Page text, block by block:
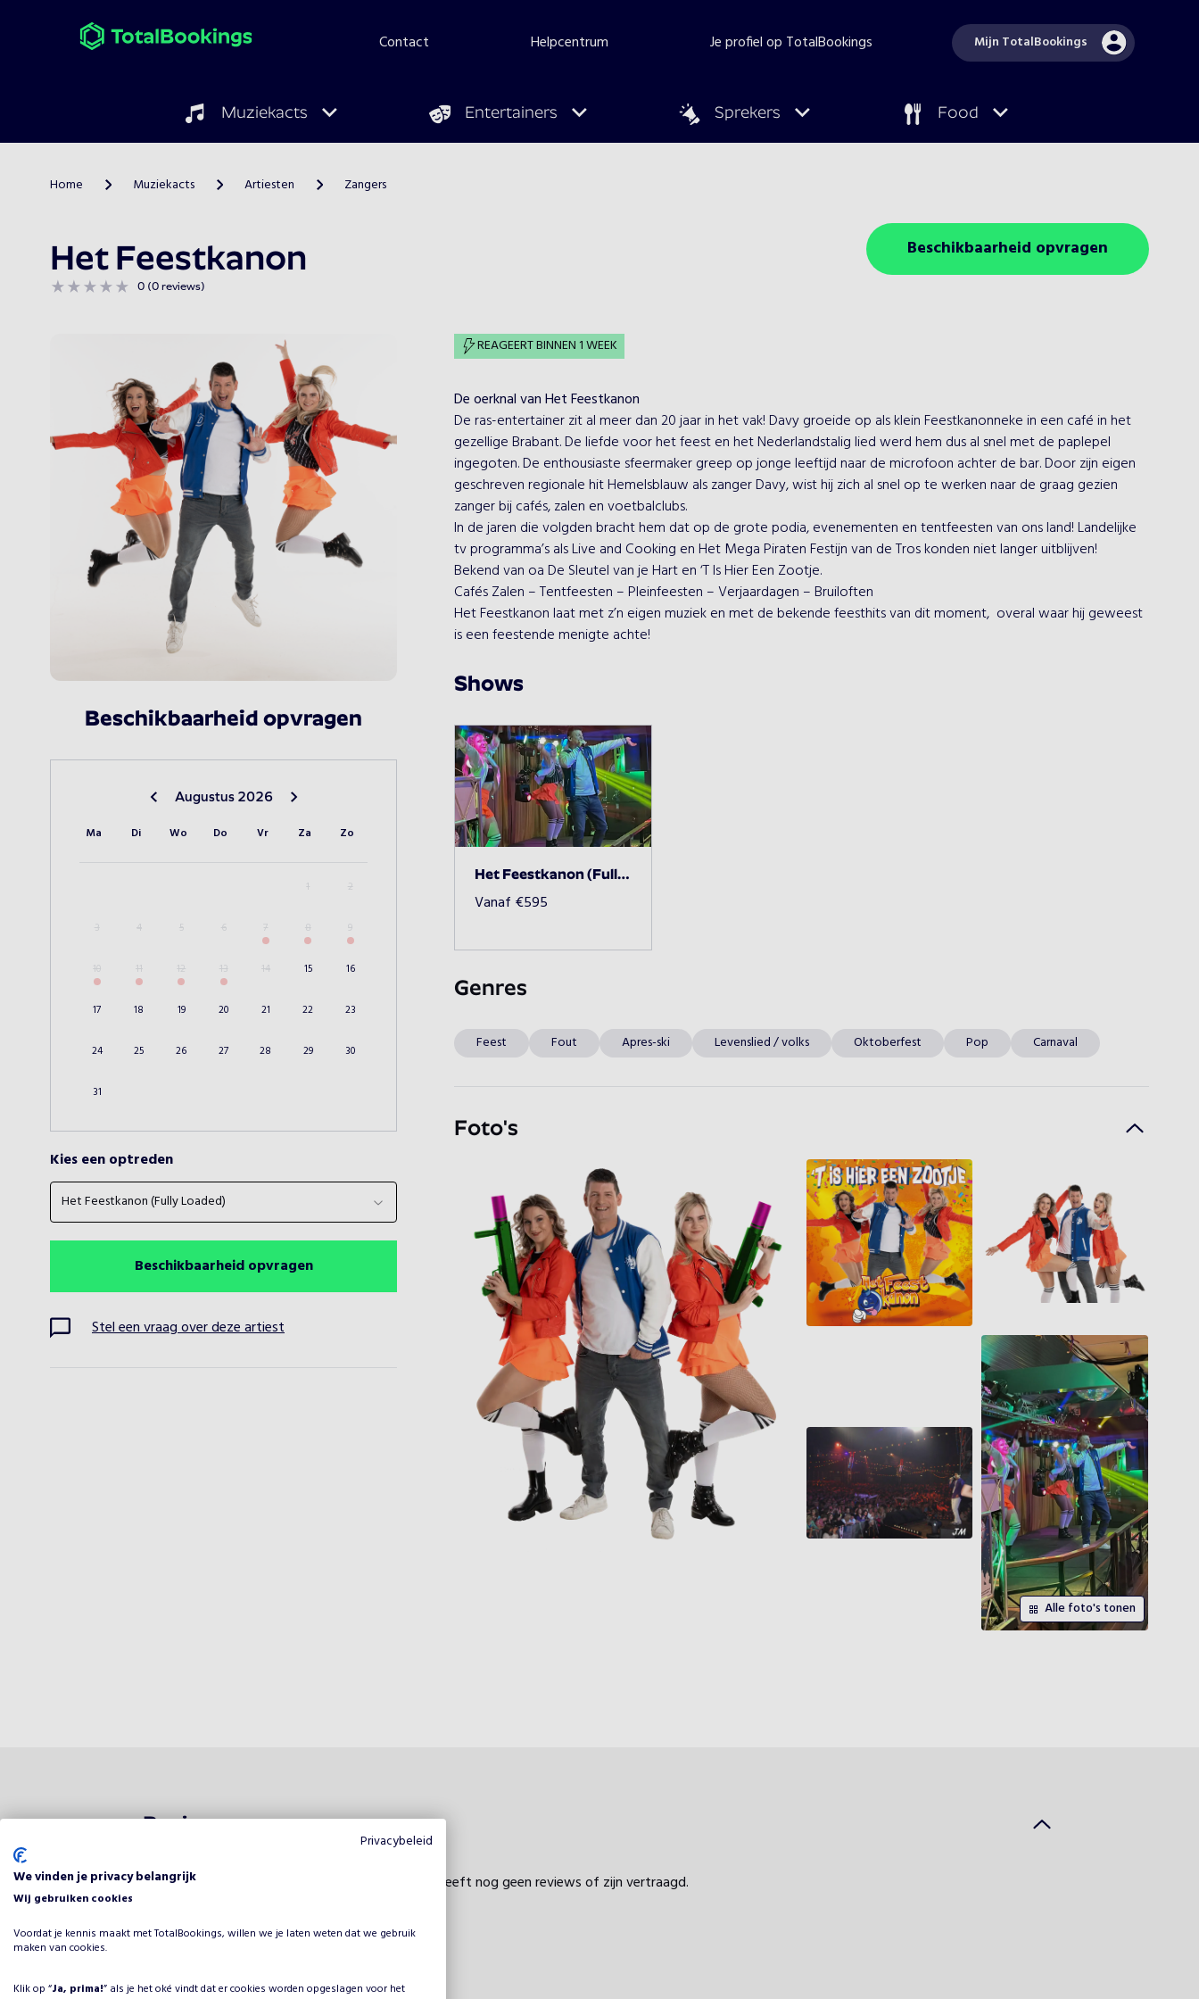
Contact Helpcentrum Je profiel op TotalBookings Mijn TotalBookings
Muziekacts Entertainers Sprekers Food
Home > Muziekacts > Artiesten > Zangers
Het Feestkanon
0 (0 reviews)
Beschikbaarheid opvragen
Beschikbaarheid opvragen
Vorige maand
Augustus 2026
Ma Di Wo Do Vr Za Zo
1 2
3 4 5 6 7 8 9
10 11 12 13 14 15 16
17 18 19 20 21 22 23
24 25 26 27 28 29 30
31
Kies een optreden
Het Feestkanon (Fully Loaded)
Beschikbaarheid opvragen
Stel een vraag over deze artiest
REAGEERT BINNEN 1 WEEK
De oerknal van Het Feestkanon
De ras-entertainer zit al meer dan 20 jaar in het vak! Davy groeide op als klein Feestkanonneke in een café in het
gezellige Brabant. De liefde voor het feest en het Nederlandstalig lied werd hem dus al snel met de paplepel
ingegoten. De enthousiaste sfeermaker greep op jonge leeftijd naar de microfoon achter de bar. Door zijn eigen
geschreven regionale hit Hemelsblauw als zanger Davy, wist hij zich al snel op te werken naar de graag gezien
zanger bij cafés, zalen en voetbalclubs.
In de jaren die volgden bracht hem dat op de grote podia, evenementen en tentfeesten van ons land! Landelijke
tv programma’s als Live and Cooking en Het Mega Piraten Festijn van de Tros konden niet langer uitblijven!
Bekend van oa De Sleutel van je Hart en ‘T Is Hier Een Zootje.
Cafés Zalen – Tentfeesten – Pleinfeesten – Verjaardagen – Bruiloften
Het Feestkanon laat met z’n eigen muziek en met de bekende feesthits van dit moment,  overal waar hij geweest
is een feestende menigte achte!
Shows
Het Feestkanon (Fully Loaded)
Vanaf €595
Genres
Feest Fout Apres-ski Levenslied / volks Oktoberfest Pop Carnaval
Foto's
Alle foto's tonen
5 sterren
Dit profiel heeft nog geen reviews of zijn vertraagd.
Privacybeleid
We vinden je privacy belangrijk
Wij gebruiken cookies
Voordat je kennis maakt met TotalBookings, willen we je laten weten dat we gebruik
maken van cookies.
Klik op “Ja, prima!” als je het oké vindt dat er cookies worden opgeslagen voor het